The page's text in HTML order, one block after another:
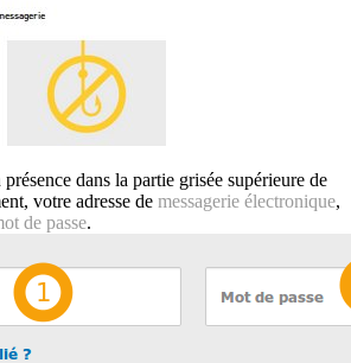
dans la partie grisée supérieure de
votre adresse de messagerie électronique,
de passe.